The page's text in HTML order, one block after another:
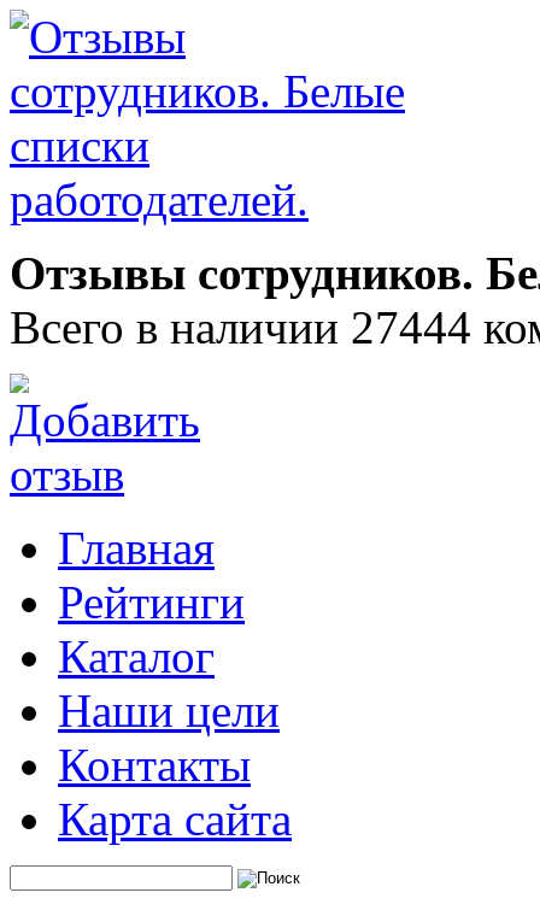
Отзывы сотрудников.
Всего в наличии 27444
Главная
Рейтинги
Каталог
Наши цели
Контакты
Карта сайта